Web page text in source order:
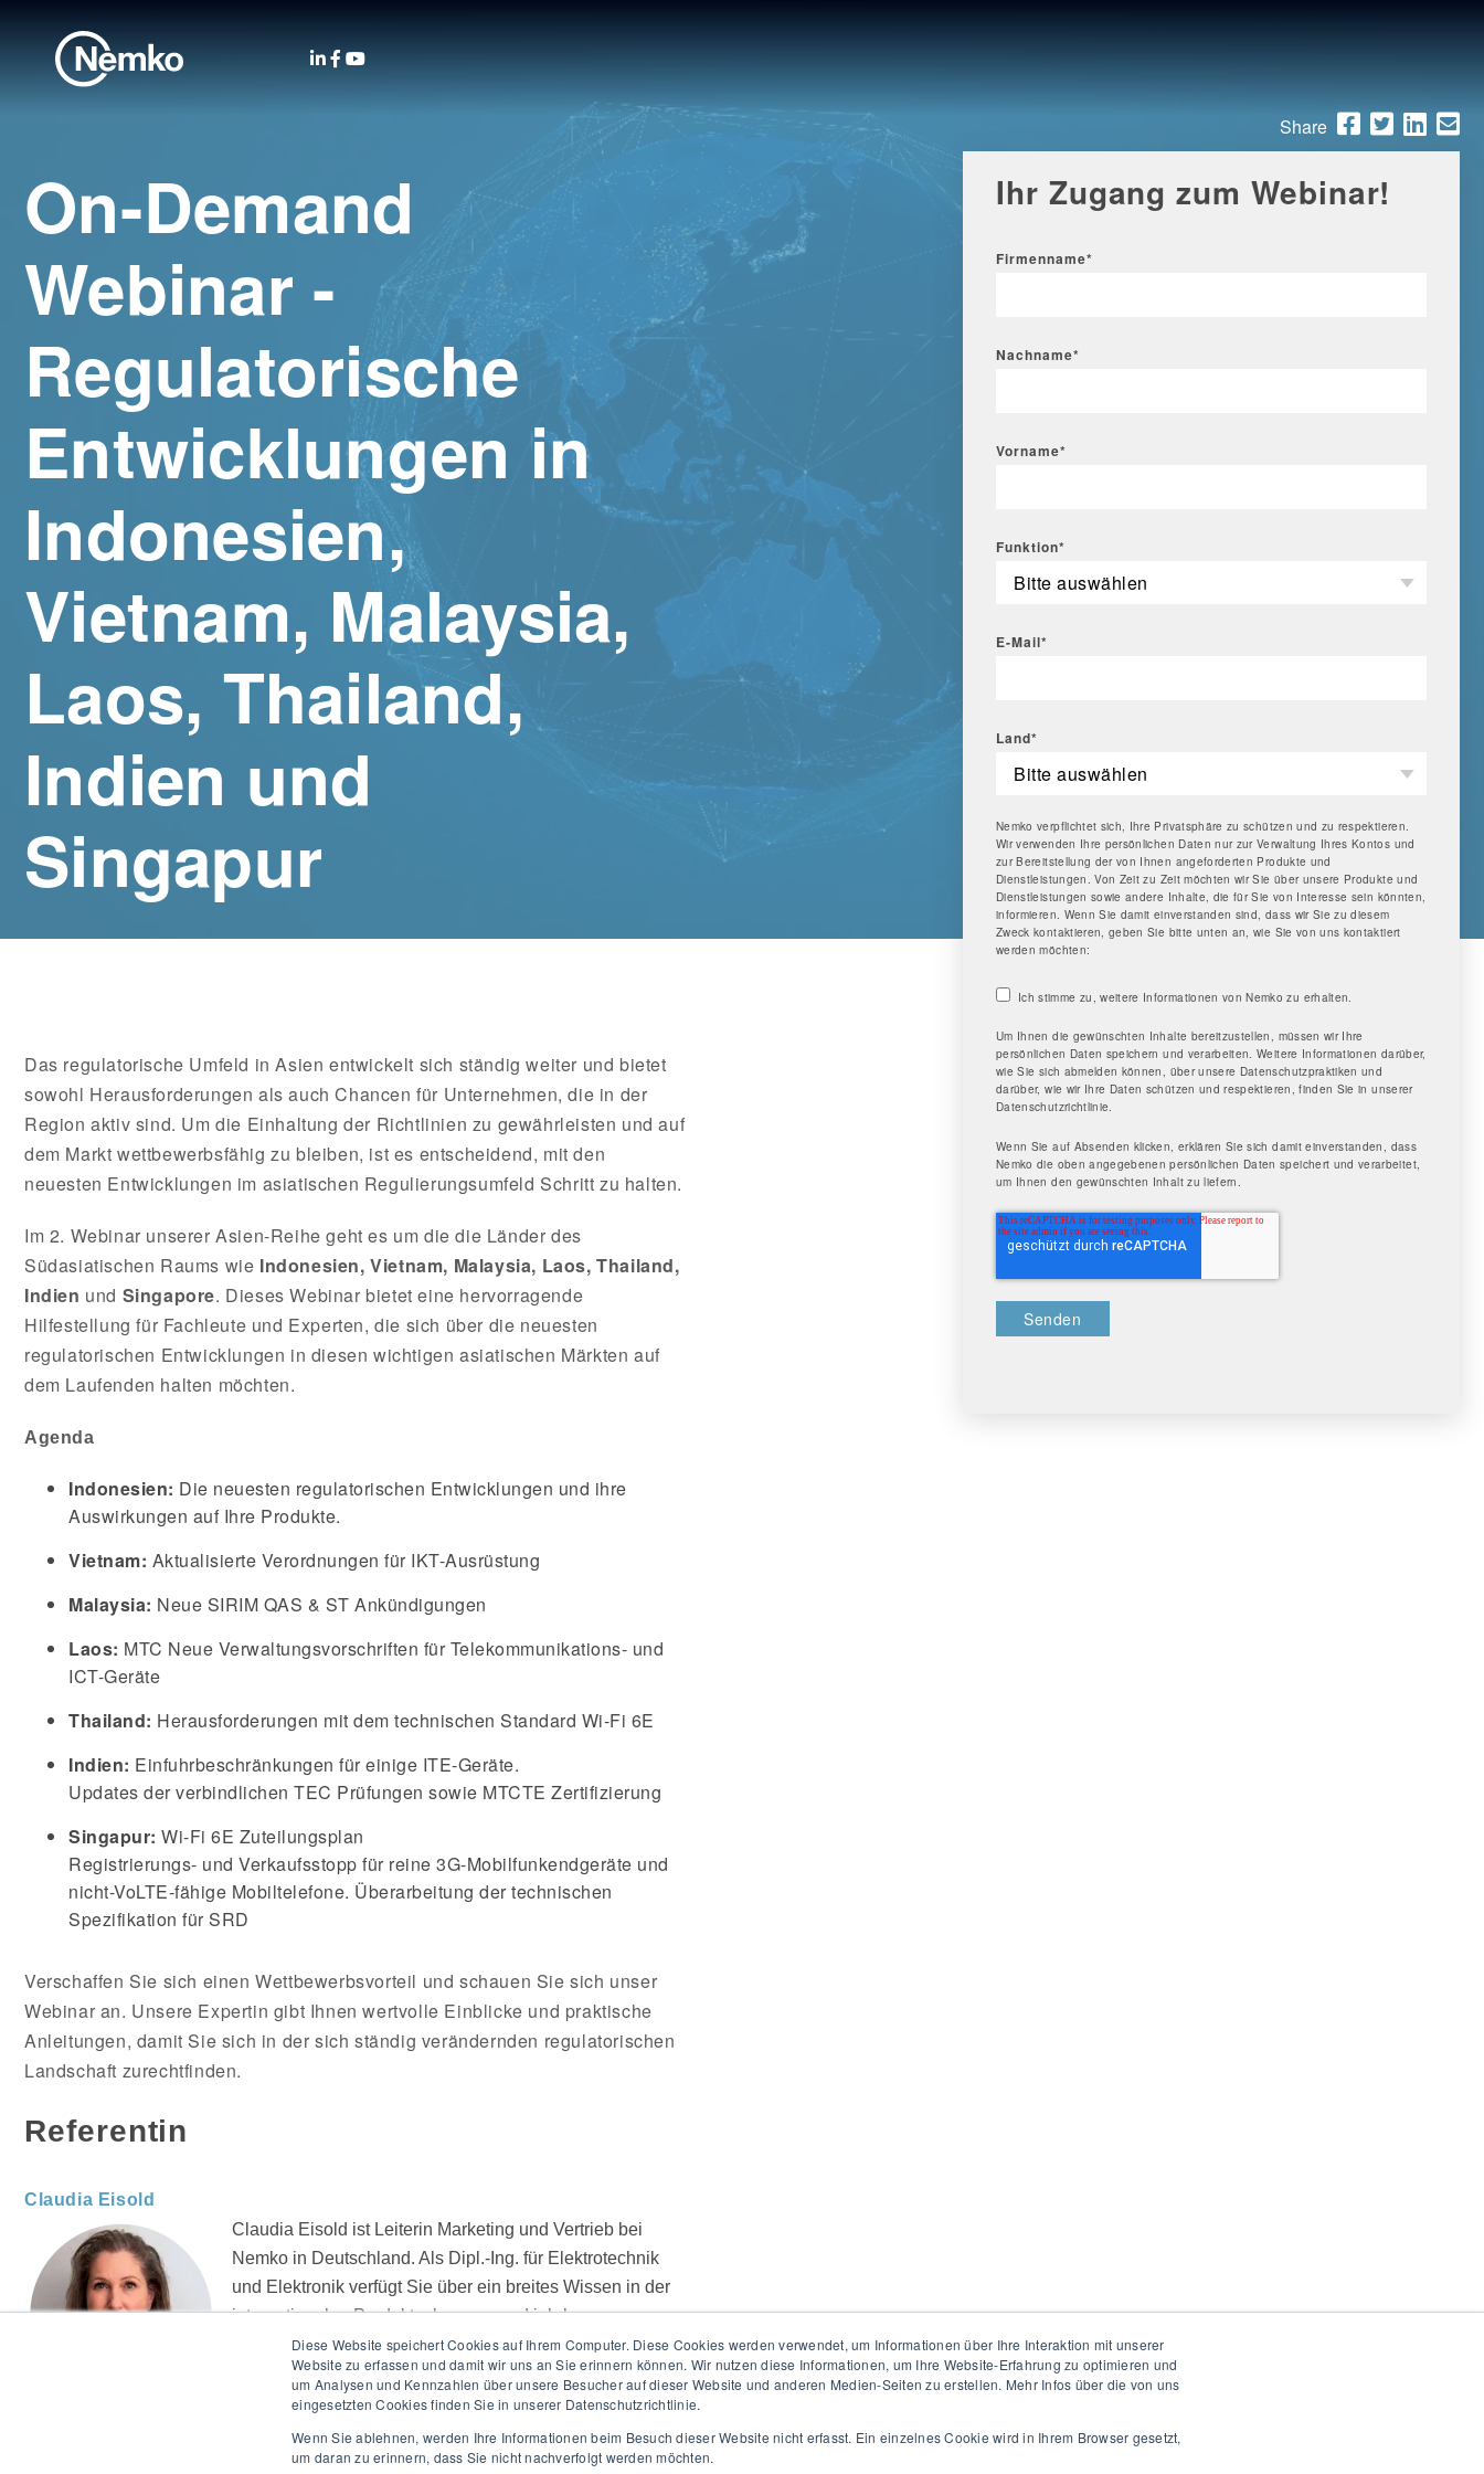
Diese Website speichert Cookies auf Ihrem Computer. Diese Cookies werden verwendet, um Informationen über Ihre Interaktion mit unserer
Website zu erfassen und damit wir uns an Sie erinnern können. Wir nutzen diese Informationen, um Ihre Website-Erfahrung zu optimieren und
um Analysen und Kennzahlen über unsere Besucher auf dieser Website und anderen Medien-Seiten zu erstellen. Mehr Infos über die von uns
eingesetzten Cookies finden Sie in unserer Datenschutzrichtlinie.
Wenn Sie ablehnen, werden Ihre Informationen beim Besuch dieser Website nicht erfasst. Ein einzelnes Cookie wird in Ihrem Browser gesetzt,
um daran zu erinnern, dass Sie nicht nachverfolgt werden möchten.
On-Demand
Webinar -
Regulatorische
Entwicklungen in
Indonesien,
Vietnam, Malaysia,
Laos, Thailand,
Indien und
Singapur
Das regulatorische Umfeld in Asien entwickelt sich ständig weiter und bietet
sowohl Herausforderungen als auch Chancen für Unternehmen, die in der
Region aktiv sind. Um die Einhaltung der Richtlinien zu gewährleisten und auf
dem Markt wettbewerbsfähig zu bleiben, ist es entscheidend, mit den
neuesten Entwicklungen im asiatischen Regulierungsumfeld Schritt zu halten.
Im 2. Webinar unserer Asien-Reihe geht es um die die Länder des
Südasiatischen Raums wie Indonesien, Vietnam, Malaysia, Laos, Thailand,
Indien und Singapore. Dieses Webinar bietet eine hervorragende
Hilfestellung für Fachleute und Experten, die sich über die neuesten
regulatorischen Entwicklungen in diesen wichtigen asiatischen Märkten auf
dem Laufenden halten möchten.
Agenda
Indonesien: Die neuesten regulatorischen Entwicklungen und ihre
Auswirkungen auf Ihre Produkte.
Vietnam: Aktualisierte Verordnungen für IKT-Ausrüstung
Malaysia: Neue SIRIM QAS & ST Ankündigungen
Laos: MTC Neue Verwaltungsvorschriften für Telekommunikations- und
ICT-Geräte
Thailand: Herausforderungen mit dem technischen Standard Wi-Fi 6E
Indien: Einfuhrbeschränkungen für einige ITE-Geräte.
Updates der verbindlichen TEC Prüfungen sowie MTCTE Zertifizierung
Singapur: Wi-Fi 6E Zuteilungsplan
Registrierungs- und Verkaufsstopp für reine 3G-Mobilfunkendgeräte und
nicht-VoLTE-fähige Mobiltelefone. Überarbeitung der technischen
Spezifikation für SRD
Verschaffen Sie sich einen Wettbewerbsvorteil und schauen Sie sich unser
Webinar an. Unsere Expertin gibt Ihnen wertvolle Einblicke und praktische
Anleitungen, damit Sie sich in der sich ständig verändernden regulatorischen
Landschaft zurechtfinden.
Referentin
Claudia Eisold
Claudia Eisold ist Leiterin Marketing und Vertrieb bei
Nemko in Deutschland. Als Dipl.-Ing. für Elektrotechnik
und Elektronik verfügt Sie über ein breites Wissen in der
internationalen Produktzulassung und jahrlange
Erfahrungen im Bereich Prüfen und Zertifizieren.
Share
Ihr Zugang zum Webinar!
Firmenname*
Nachname*
Vorname*
Funktion*
E-Mail*
Land*
Nemko verpflichtet sich, Ihre Privatsphäre zu schützen und zu respektieren.
Wir verwenden Ihre persönlichen Daten nur zur Verwaltung Ihres Kontos und
zur Bereitstellung der von Ihnen angeforderten Produkte und
Dienstleistungen. Von Zeit zu Zeit möchten wir Sie über unsere Produkte und
Dienstleistungen sowie andere Inhalte, die für Sie von Interesse sein könnten,
informieren. Wenn Sie damit einverstanden sind, dass wir Sie zu diesem
Zweck kontaktieren, geben Sie bitte unten an, wie Sie von uns kontaktiert
werden möchten:
Ich stimme zu, weitere Informationen von Nemko zu erhalten.
Um Ihnen die gewünschten Inhalte bereitzustellen, müssen wir Ihre
persönlichen Daten speichern und verarbeiten. Weitere Informationen darüber,
wie Sie sich abmelden können, über unsere Datenschutzpraktiken und
darüber, wie wir Ihre Daten schützen und respektieren, finden Sie in unserer
Datenschutzrichtlinie.
Wenn Sie auf Absenden klicken, erklären Sie sich damit einverstanden, dass
Nemko die oben angegebenen persönlichen Daten speichert und verarbeitet,
um Ihnen den gewünschten Inhalt zu liefern.